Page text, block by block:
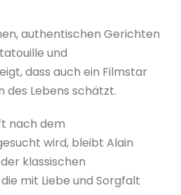
authentischen Gerichten
und
dass auch ein Filmstar
des Lebens schätzt.
nach dem
wird, bleibt Alain
klassischen
mit Liebe und Sorgfalt